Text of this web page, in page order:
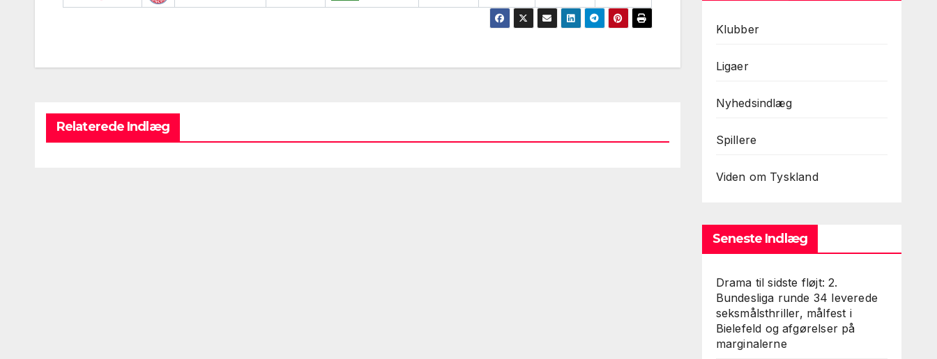
Relaterede Indlæg
Klubber
Ligaer
Nyhedsindlæg
Spillere
Viden om Tyskland
Seneste Indlæg
Drama til sidste fløjt: 2.
Bundesliga runde 34 leverede
seksmålsthriller, målfest i
Bielefeld og afgørelser på
marginalerne